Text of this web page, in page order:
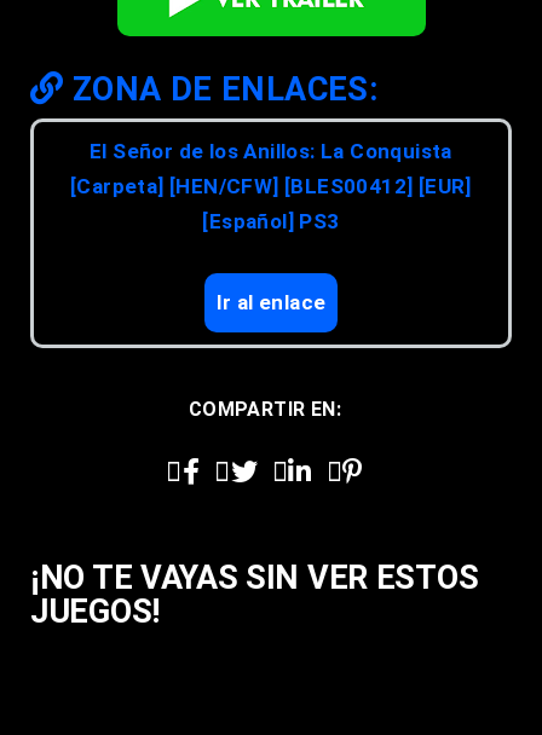
ZONA DE ENLACES:
El Señor de los Anillos: La Conquista
[Carpeta] [HEN/CFW] [BLES00412] [EUR]
[Español] PS3
Ir al enlace
COMPARTIR EN:
¡NO TE VAYAS SIN VER ESTOS
JUEGOS!